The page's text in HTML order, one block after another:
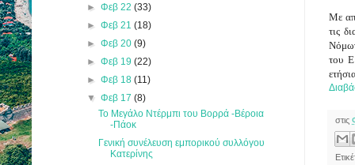
Με
τις
του
στις
► Φεβ 22 (33)
► Φεβ 21 (18)
► Φεβ 20 (9)
► Φεβ 19 (22)
► Φεβ 18 (11)
▼ Φεβ 17 (8)
Το Μεγάλο Ντέρμπι του Βορρά -Βέροια
-Πάοκ
Γενική συνέλευση εμπορικού συλλόγου
Κατερίνης